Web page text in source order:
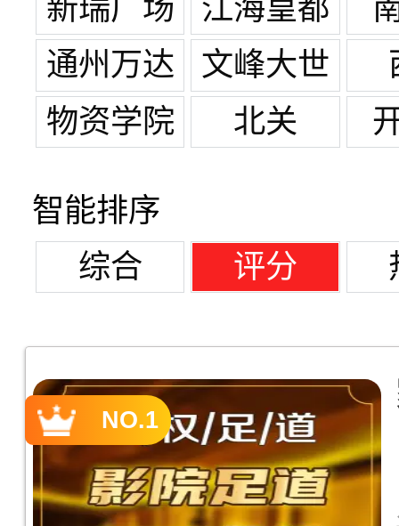
新瑞广场
江海皇都
通州万达
广场
文峰大世
界
物资学院
北关
智能排序
综合
评分
NO.1